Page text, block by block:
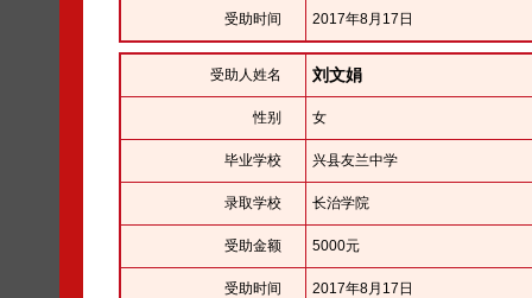
受助时间 2017年8月17日
受助人姓名 刘文娟
性别 女
毕业学校 兴县友兰中学
录取学校 长治学院
受助金额 5000元
受助时间 2017年8月17日